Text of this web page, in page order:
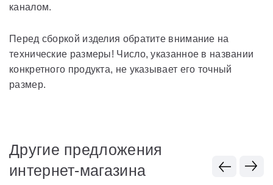
каналом.
Перед сборкой изделия обратите внимание на
технические размеры! Число, указанное в названии
конкретного продукта, не указывает его точный
размер.
Другие предложения
интернет-магазина